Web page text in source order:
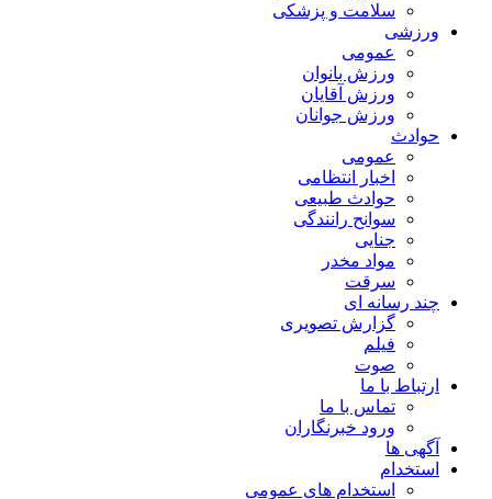
سلامت و پزشکی
ورزشی
عمومی
ورزش بانوان
ورزش آقایان
ورزش جوانان
حوادث
عمومی
اخبار انتظامی
حوادث طبیعی
سوانح رانندگی
جنایی
مواد مخدر
سرقت
چند رسانه ای
گزارش تصویری
فیلم
صوت
ارتباط با ما
تماس با ما
ورود خبرنگاران
آگهی ها
استخدام
استخدام های عمومی